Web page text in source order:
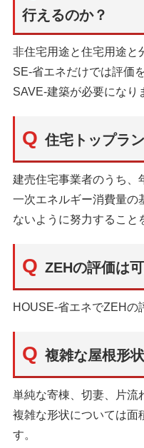
行えるのか？
非住宅用途と住宅用途と
SE-省エネだけでは評価
SAVE-建築が必要になり
住宅トップラ
建売住宅事業者のうち、
一次エネルギー消費量の
ないように努力すること
ZEHの評価は
HOUSE-省エネでZEHの
複雑な屋根形
単純な寄棟、切妻、片流
複雑な形状については面
す。